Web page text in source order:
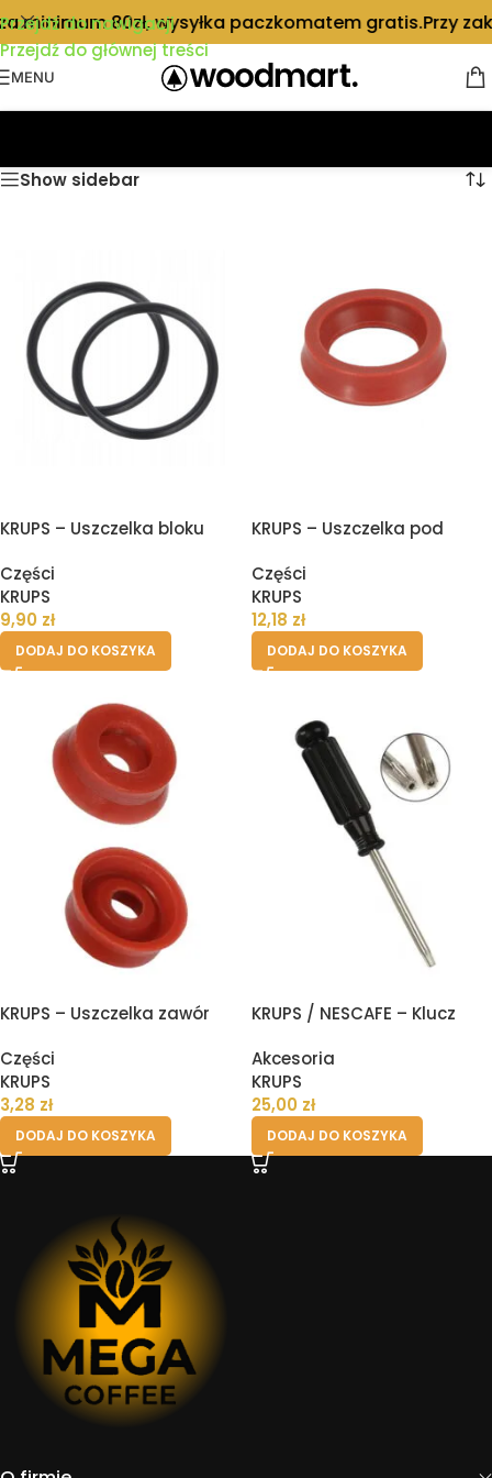
Przejdź do nawigacji
Przejdź do głównej treści
minimum 80zł, wysyłka paczkomatem gratis.Przy
MENU
Show sidebar
KRUPS – Uszczelka bloku
Części
KRUPS
9,90 zł
DODAJ DO KOSZYKA
KRUPS – Uszczelka pod
ekspresu
Części
KRUPS
12,18 zł
DODAJ DO KOSZYKA
KRUPS – Uszczelka zawór
Części
KRUPS
3,28 zł
DODAJ DO KOSZYKA
KRUPS / NESCAFE – Klucz
ekspresu – wszystkie
modele
Akcesoria
KRUPS
25,00 zł
DODAJ DO KOSZYKA